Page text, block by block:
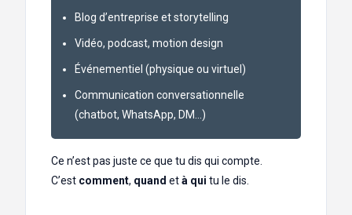
Blog d’entreprise et storytelling
Vidéo, podcast, motion design
Événementiel (physique ou virtuel)
Communication conversationnelle
(chatbot, WhatsApp, DM…)
Ce n’est pas juste ce que tu dis qui compte.
C’est comment, quand età qui tu le dis.